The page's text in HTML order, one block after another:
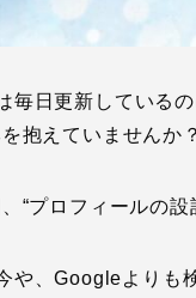
毎日更新している
抱えていませんか？
“プロフィールの設
や、Googleよりも